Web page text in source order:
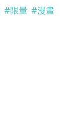
#限量 #漫畫